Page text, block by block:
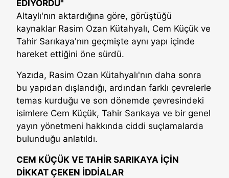
EDİYORDU"
Altaylı'nın aktardığına göre, görüştüğü
kaynaklar Rasim Ozan Kütahyalı, Cem Küçük ve
Tahir Sarıkaya'nın geçmişte aynı yapı içinde
hareket ettiğini öne sürdü.
Yazıda, Rasim Ozan Kütahyalı'nın daha sonra
bu yapıdan dışlandığı, ardından farklı çevrelerle
temas kurduğu ve son dönemde çevresindeki
isimlere Cem Küçük, Tahir Sarıkaya ve bir genel
yayın yönetmeni hakkında ciddi suçlamalarda
bulunduğu anlatıldı.
CEM KÜÇÜK VE TAHİR SARIKAYA İÇİN
DİKKAT ÇEKEN İDDİALAR